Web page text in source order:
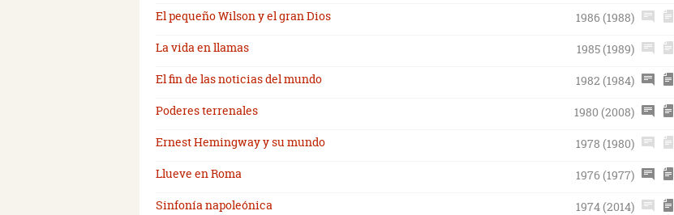
El pequeño Wilson y el gran Dios
1986 (1988)
La vida en llamas
1985 (1989)
El fin de las noticias del mundo
1982 (1984)
Poderes terrenales
1980 (2008)
Ernest Hemingway y su mundo
1978 (1980)
Llueve en Roma
1976 (1977)
Sinfonía napoleónica
1974 (2014)